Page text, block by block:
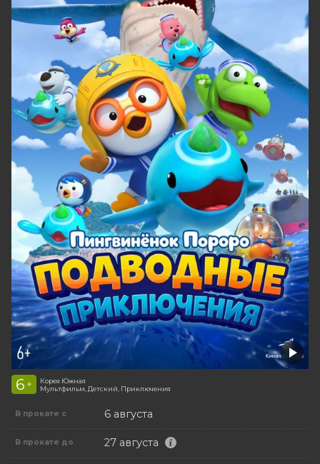
6 +
Корея Южная
Мультфильм, Детский, Приключения
В прокате с 6 августа
В прокате до 27 августа